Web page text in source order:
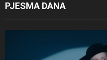
PJESMA DANA